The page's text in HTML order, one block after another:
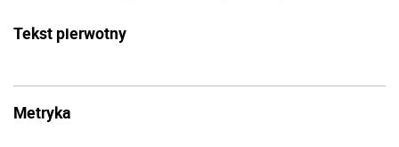
Tekst pierwotny
Metryka